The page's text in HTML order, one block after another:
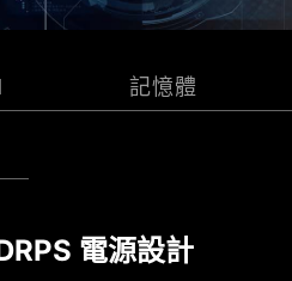
介面簡潔清楚，讓您輕
例如: AI 引擎能根據您使用
記憶體
電源設計
能DDR5
制器 (TVS) )